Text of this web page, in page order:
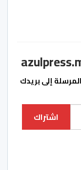
إلى بريدك
اشتراك